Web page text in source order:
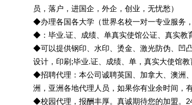
员，落户，进国企，外企，创业，无忧愁）
◆办理各国各大学（世界名校一对一专业服务
◆：毕业.证、成绩、单真实使馆公证、真实教
◆可以提供钢印、水印、烫金、激光防伪、凹
设计，印刷;毕业.证、成绩、单，真实大使馆教
◆招聘代理：本公司诚聘英国、加拿大、澳洲
洲，亚洲各地代理人员，如果你有业余时间，
◆校园代理，报酬丰厚。真诚期待您的加盟。